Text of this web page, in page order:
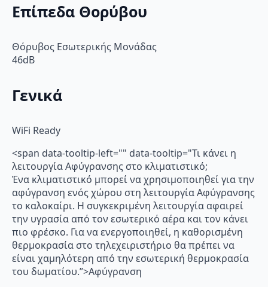
Επίπεδα Θορύβου
Θόρυβος Εσωτερικής Μονάδας
46dB
Γενικά
WiFi Ready
<span data-tooltip-left="" data-tooltip="Τι κάνει η
λειτουργία Αφύγρανσης στο κλιματιστικό;
Ένα κλιματιστικό μπορεί να χρησιμοποιηθεί για την
αφύγρανση ενός χώρου στη λειτουργία Αφύγρανσης
το καλοκαίρι. Η συγκεκριμένη λειτουργία αφαιρεί
την υγρασία από τον εσωτερικό αέρα και τον κάνει
πιο φρέσκο. Για να ενεργοποιηθεί, η καθορισμένη
θερμοκρασία στο τηλεχειριστήριο θα πρέπει να
είναι χαμηλότερη από την εσωτερική θερμοκρασία
του δωματίου.”>Αφύγρανση